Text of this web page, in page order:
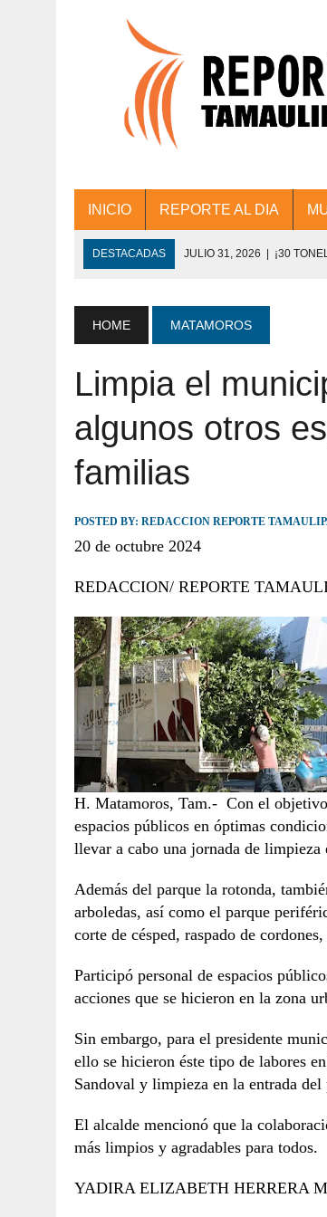
INICIO REPORTE AL DIA
DESTACADAS JULIO 31, 2026 | ¡30
JULIO 30, 2026 | 💧🚰 ¡AGUA PARA LA
JULIO 30, 2026 ¡TRABAJO EN EQUIPO Y
DE COLONIA.
JULIO 30, 2026 | TAMAULIPAS TE INVITA A
HOME MATAMOROS
Limpia el
algunos otros
familias
POSTED BY: REDACCION REPORTE
20 de octubre 2024
REDACCION/ REPORTE
H. Matamoros, Tam.- Con el
espacios públicos en óptimas
llevar a cabo una jornada de limpieza
Además del parque la rotonda,
arboledas, así como el parque
corte de césped, raspado de
Participó personal de espacios
acciones que se hicieron en la zona
Sin embargo, para el presidente
ello se hicieron éste tipo de labores
Sandoval y limpieza en la entrada
El alcalde mencionó que la
más limpios y agradables para todos.
YADIRA ELIZABETH HERRERA